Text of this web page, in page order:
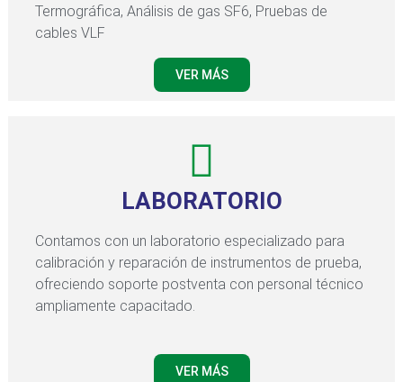
Termográfica, Análisis de gas SF6, Pruebas de
cables VLF
VER MÁS
LABORATORIO
Contamos con un laboratorio especializado para
calibración y reparación de instrumentos de prueba,
ofreciendo soporte postventa con personal técnico
ampliamente capacitado.
VER MÁS